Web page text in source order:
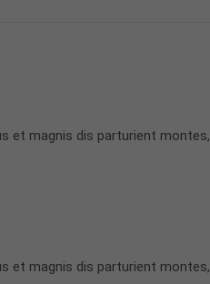
et magnis dis parturient montes,
et magnis dis parturient montes,